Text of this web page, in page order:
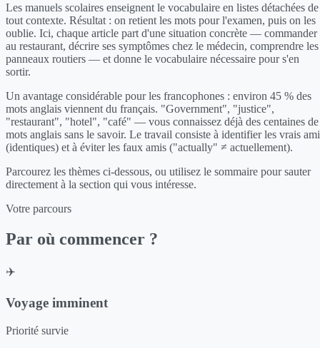
Les manuels scolaires enseignent le vocabulaire en listes détachées de
tout contexte. Résultat : on retient les mots pour l'examen, puis on les
oublie. Ici, chaque article part d'une situation concrète — commander
au restaurant, décrire ses symptômes chez le médecin, comprendre les
panneaux routiers — et donne le vocabulaire nécessaire pour s'en
sortir.
Un avantage considérable pour les francophones : environ 45 % des
mots anglais viennent du français. "Government", "justice",
"restaurant", "hotel", "café" — vous connaissez déjà des centaines de
mots anglais sans le savoir. Le travail consiste à identifier les vrais
(identiques) et à éviter les faux amis ("actually" ≠ actuellement).
Parcourez les thèmes ci-dessous, ou utilisez le sommaire pour sauter
directement à la section qui vous intéresse.
Votre parcours
Par où commencer ?
✈️
Voyage imminent
Priorité survie